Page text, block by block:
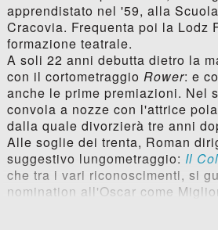
apprendistato nel '59, alla
Cracovia. Frequenta poi la Lodz
formazione teatrale.
A soli 22 anni debutta dietro la
con il cortometraggio Rower: e
anche le prime premiazioni. Nel
convola a nozze con l'attrice
dalla quale divorzierà tre anni
Alle soglie dei trenta, Roman
suggestivo lungometraggio: Il
che tra i vari riconoscimenti, si
nomination all'Oscar come